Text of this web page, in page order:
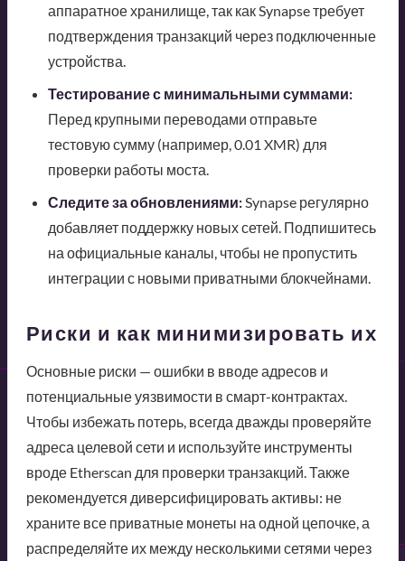
аппаратное хранилище, так как Synapse требует
подтверждения транзакций через подключенные
устройства.
Тестирование с минимальными суммами:
Перед крупными переводами отправьте
тестовую сумму (например, 0.01 XMR) для
проверки работы моста.
Следите за обновлениями:Synapse регулярно
добавляет поддержку новых сетей. Подпишитесь
на официальные каналы, чтобы не пропустить
интеграции с новыми приватными блокчейнами.
Риски и как минимизировать их
Основные риски — ошибки в вводе адресов и
потенциальные уязвимости в смарт-контрактах.
Чтобы избежать потерь, всегда дважды проверяйте
адреса целевой сети и используйте инструменты
вроде Etherscan для проверки транзакций. Также
рекомендуется диверсифицировать активы: не
храните все приватные монеты на одной цепочке, а
распределяйте их между несколькими сетями через